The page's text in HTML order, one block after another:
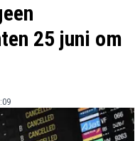
25 juni om